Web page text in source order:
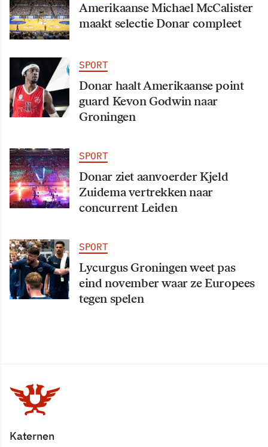
Amerikaanse Michael McCalister
maakt selectie Donar compleet
SPORT
Donar haalt Amerikaanse point
guard Kevon Godwin naar
Groningen
SPORT
Donar ziet aanvoerder Kjeld
Zuidema vertrekken naar
concurrent Leiden
SPORT
Lycurgus Groningen weet pas
eind november waar ze Europees
tegen spelen
Katernen